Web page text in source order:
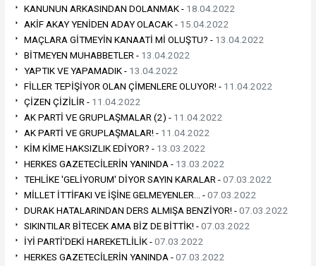
KANUNUN ARKASINDAN DOLANMAK - 18.04.2022
AKİF AKAY YENİDEN ADAY OLACAK - 15.04.2022
MAÇLARA GİTMEYİN KANAATİ Mİ OLUŞTU? - 13.04.2022
BİTMEYEN MUHABBETLER - 13.04.2022
YAPTIK VE YAPAMADIK - 13.04.2022
FİLLER TEPİŞİYOR OLAN ÇİMENLERE OLUYOR! - 11.04.2022
ÇİZEN ÇİZİLİR - 11.04.2022
AK PARTİ VE GRUPLAŞMALAR (2) - 11.04.2022
AK PARTİ VE GRUPLAŞMALAR! - 11.04.2022
KİM KİME HAKSIZLIK EDİYOR? - 13.03.2022
HERKES GAZETECİLERİN YANINDA - 13.03.2022
TEHLİKE 'GELİYORUM' DİYOR SAYIN KARALAR -07.03.2022
MİLLET İTTİFAKI VE İŞİNE GELMEYENLER… -07.03.2022
DURAK HATALARINDAN DERS ALMIŞA BENZİYOR! -07.03.2022
SIKINTILAR BİTECEK AMA BİZ DE BİTTİK! -07.03.2022
İYİ PARTİ'DEKİ HAREKETLİLİK -07.03.2022
HERKES GAZETECİLERİN YANINDA -07.03.2022